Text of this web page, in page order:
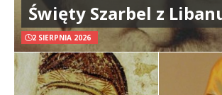
Święty Szarbel z
2 SIERPNIA 2026